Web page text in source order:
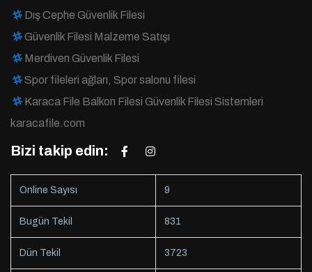
Dış Cephe Güvenlik Filesi
Güvenlik Filesi Malzeme Satışı
Merdiven Güvenlik Filesi
Spor fileleri ağları, Spor salonu filesi
Karaca File Balkon Filesi Güvenlik Filesi Sistemleri
karacafile.com
Bizi takip edin:
Online Sayısı 9
Bugün Tekil 831
Dün Tekil 3723